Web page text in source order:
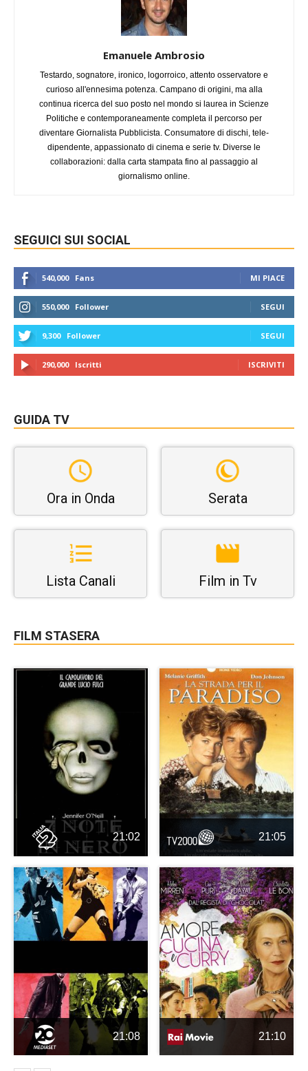
Emanuele Ambrosio
Testardo, sognatore, ironico, logorroico, attento osservatore e
curioso all'ennesima potenza. Campano di origini, ma alla
continua ricerca del suo posto nel mondo si laurea in Scienze
Politiche e contemporaneamente completa il percorso per
diventare Giornalista Pubblicista. Consumatore di dischi, tele-
dipendente, appassionato di cinema e serie tv. Diverse le
collaborazioni: dalla carta stampata fino al passaggio al
giornalismo online.
SEGUICI SUI SOCIAL
540,000 Fans MI PIACE
550,000 Follower SEGUI
9,300 Follower SEGUI
290,000 Iscritti ISCRIVITI
GUIDA TV
Ora in Onda Serata
Lista Canali Film in Tv
FILM STASERA
21:02 21:05
21:08 21:10